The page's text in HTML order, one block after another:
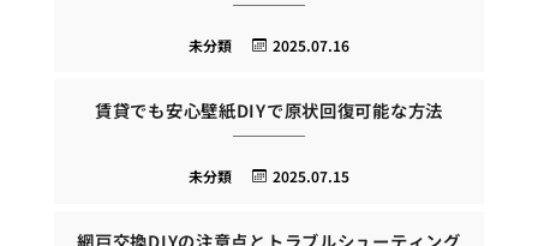
2025.07.16
未分類
賃貸でも安心壁紙DIYで原状回復可能な方法
2025.07.15
未分類
網戸交換DIYの注意点とトラブルシューティング